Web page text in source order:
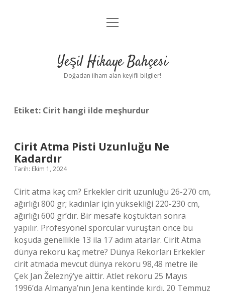
Anasayfa
Yasal Uyarı
menüyü
Yeşil Hikaye Bahçesi
Doğadan ilham alan keyifli bilgiler!
Etiket: Cirit hangi ilde meşhurdur
Cirit Atma Pisti Uzunluğu Ne
Kadardır
Tarih: Ekim 1, 2024
Cirit atma kaç cm? Erkekler cirit uzunluğu 26-270 cm,
ağırlığı 800 gr; kadınlar için yüksekliği 220-230 cm,
ağırlığı 600 gr’dır. Bir mesafe koştuktan sonra
yapılır. Profesyonel sporcular vuruştan önce bu
koşuda genellikle 13 ila 17 adım atarlar. Cirit Atma
dünya rekoru kaç metre? Dünya Rekorları Erkekler
cirit atmada mevcut dünya rekoru 98,48 metre ile
Çek Jan Železný’ye aittir. Atlet rekoru 25 Mayıs
1996’da Almanya’nın Jena kentinde kırdı. 20 Temmuz